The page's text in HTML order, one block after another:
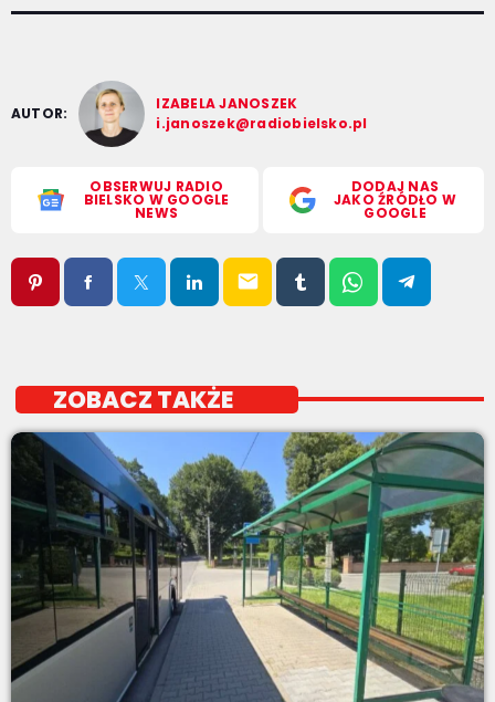
AUTOR:
IZABELA JANOSZEK
i.janoszek@radiobielsko.pl
OBSERWUJ RADIO
BIELSKO W GOOGLE
NEWS
DODAJ NAS
JAKO ŹRÓDŁO W
GOOGLE
email
ZOBACZ TAKŻE